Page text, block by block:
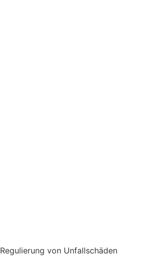
Regulierung von Unfallschäden